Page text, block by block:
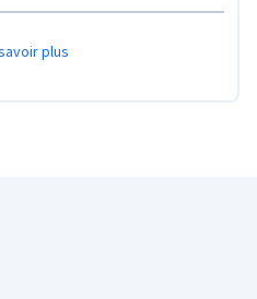
plus